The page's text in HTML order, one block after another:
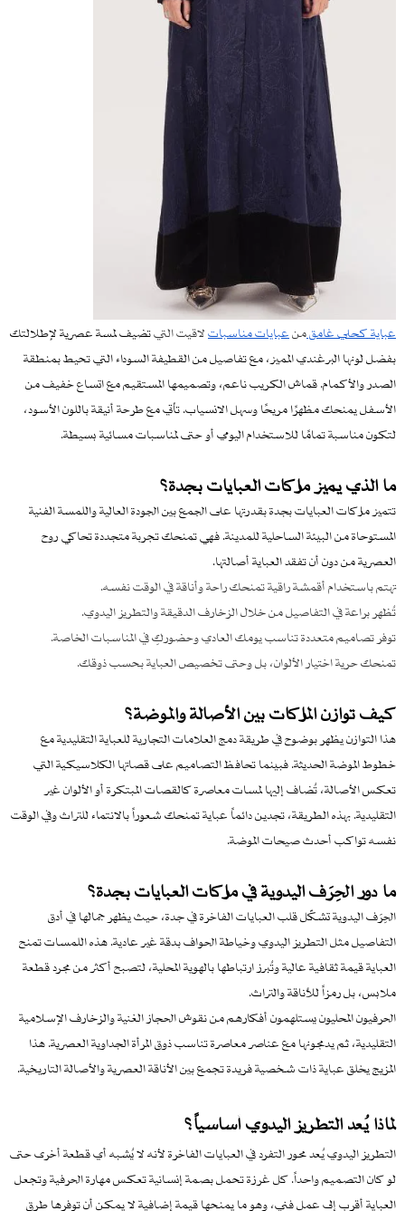
عباية كحلي غامقمنعبايات مناسبات​لاقيت التيتضيف لمسة عصرية لإطلالتك
بفضل لونها البرغندي المميز، مع تفاصيل من القطيفة السوداء التي تحيط بمنطقة
الصدر والأكمام. قماش الكريب ناعم، وتصميمها المستقيم مع اتساع خفيف من
الأسفل يمنحك مظهرًا مريحًا وسهل الانسياب. تأتي مع طرحة أنيقة باللون الأسود،
لتكون مناسبة تمامًا للاستخدام اليومي أو حتى لمناسبات مسائية بسيطة.
ما الذي يميز ماركات العبايات بجدة؟
تتميز ماركات العبايات بجدة بقدرتها على الجمع بين الجودة العالية واللمسة الفنية
المستوحاة من البيئة الساحلية للمدينة. فهي تمنحك تجربة متجددة تحاكي روح
العصرية من دون أن تفقد العباية أصالتها.
تهتم باستخدام أقمشة راقية تمنحك راحة وأناقة في الوقت نفسه.
تُظهر براعة في التفاصيل من خلال الزخارف الدقيقة والتطريز اليدوي.
توفر تصاميم متعددة تناسب يومك العادي وحضوركِ في المناسبات الخاصة.
تمنحك حرية اختيار الألوان، بل وحتى تخصيص العباية بحسب ذوقك.
كيف توازن الماركات بين الأصالة والموضة؟
هذا التوازن يظهر بوضوح في طريقة دمج العلامات التجارية للعباية التقليدية مع
خطوط الموضة الحديثة. فبينما تحافظ التصاميم على قصاتها الكلاسيكية التي
تعكس الأصالة، تُضاف إليها لمسات معاصرة كالقصات المبتكرة أو الألوان غير
التقليدية. بهذه الطريقة، تجدين دائماً عباية تمنحك شعوراً بالانتماء للتراث وفي الوقت
نفسه تواكب أحدث صيحات الموضة.
ما دور الحِرَف اليدوية في ماركات العبايات بجدة؟
الحِرَف اليدوية تشكّل قلب العبايات الفاخرة في جدة، حيث يظهر جمالها في أدق
التفاصيل مثل التطريز اليدوي وخياطة الحواف بدقة غير عادية. هذه اللمسات تمنح
العباية قيمة ثقافية عالية وتُبرز ارتباطها بالهوية المحلية، لتصبح أكثر من مجرد قطعة
ملابس، بل رمزاً للأناقة والتراث.
الحرفيون المحليون يستلهمون أفكارهم من نقوش الحجاز الغنية والزخارف الإسلامية
التقليدية، ثم يدمجونها مع عناصر معاصرة تناسب ذوق المرأة الجداوية العصرية. هذا
المزيج يخلق عباية ذات شخصية فريدة تجمع بين الأناقة العصرية والأصالة التاريخية.
لماذا يُعد التطريز اليدوي أساسياً؟
التطريز اليدوي يُعد محور التفرد في العبايات الفاخرة لأنه لا يُشبه أي قطعة أخرى حتى
لو كان التصميم واحداً. كل غرزة تحمل بصمة إنسانية تعكس مهارة الحرفية وتجعل
العباية أقرب إلى عمل فني، وهو ما يمنحها قيمة إضافية لا يمكن أن توفرها طرق